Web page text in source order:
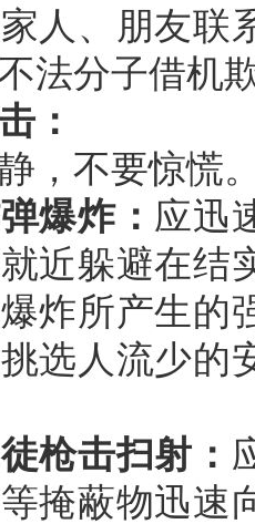
、朋友联系
法分子借机
：
不要惊慌
爆炸： 应迅
近躲避在结
炸所产生的
选人流少的
枪击扫射：
掩蔽物迅速